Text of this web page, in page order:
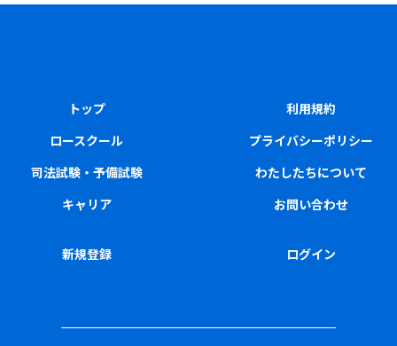
トップ
ロースクール
司法試験・予備試験
キャリア
利用規約
プライバシーポリシー
わたしたちについて
お問い合わせ
新規登録 ログイン